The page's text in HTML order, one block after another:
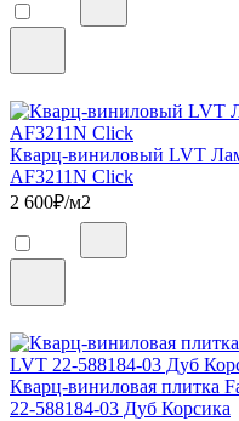
Кварц-виниловый LVT
AF3211N Click
2 600₽/м2
Кварц-виниловая плитка
22-588184-03 Дуб Корсика